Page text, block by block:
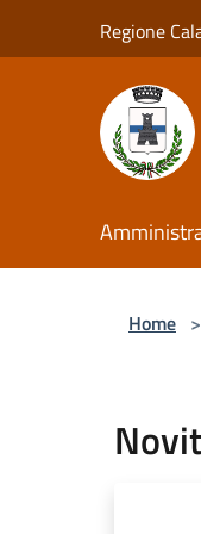
Regione
Home >